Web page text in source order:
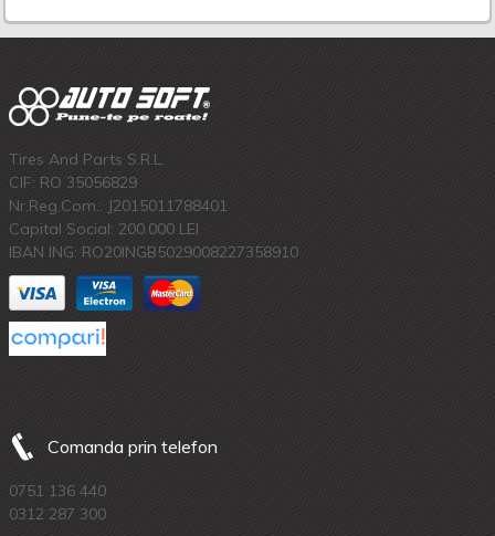
Tires And Parts S.R.L.
CIF: RO 35056829
Nr.Reg.Com.: J2015011788401
Capital Social: 200.000 LEI
IBAN ING: RO20INGB5029008227358910
Comanda prin telefon
0751 136 440
0312 287 300